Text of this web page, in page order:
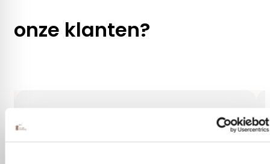
onze klanten?
Gezellig